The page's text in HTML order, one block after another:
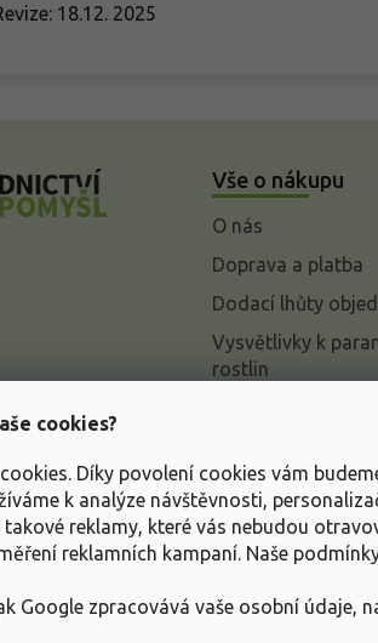
cookies?
Díky povolení cookies vám
k analýze návštěvnosti,
reklamy, které vás nebudou
reklamních kampaní. Naše
Google zpracovává vaše osobní údaje,
18.12. 2025
Vše o nákupu
O nás
Doprava a platba
Dodací lhůty
Vysvětlivky k
rostlin
Informace o
údajů
Obchodní